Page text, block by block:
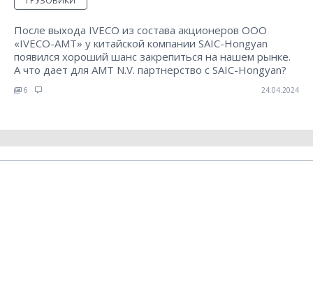
После выхода IVECO из состава акционеров ООО
«IVECO-AMT» у китайской компании SAIC-Hongyan
появился хороший шанс закрепиться на нашем рынке.
А что дает для АМТ N.V. партнерство с SAIC-Hongyan?
6 24.04.2024